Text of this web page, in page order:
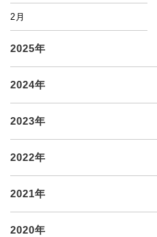
2月
2025年
2024年
2023年
2022年
2021年
2020年